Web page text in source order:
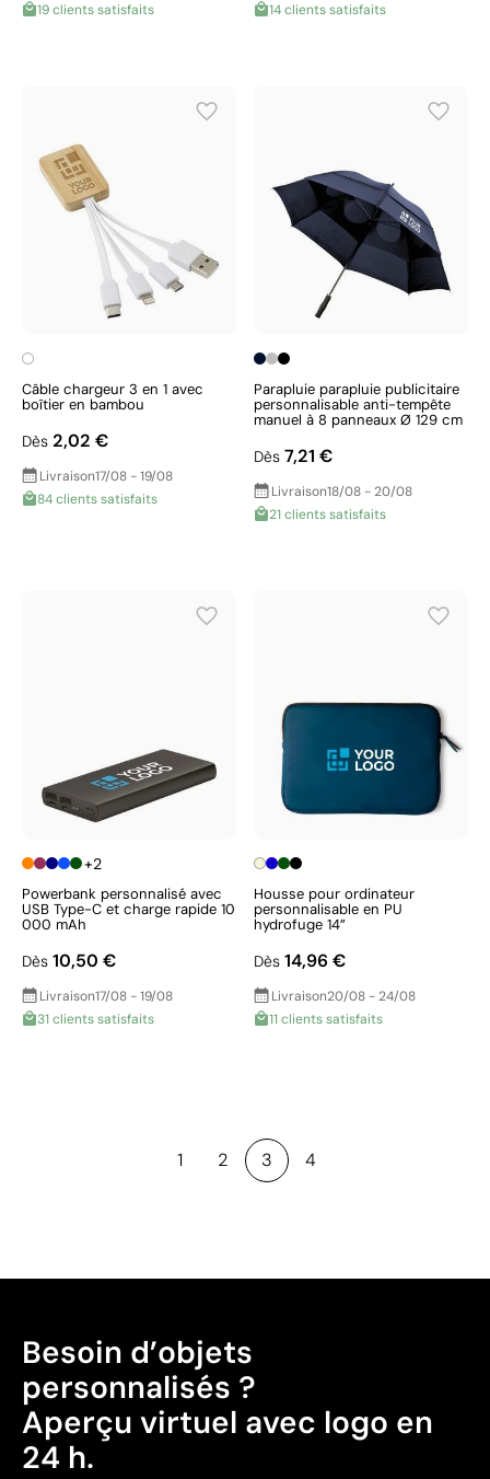
19 clients satisfaits
14 clients satisfaits
Câble chargeur 3 en 1 avec
boîtier en bambou
Dès 2,02 €
Livraison17/08 - 19/08
84 clients satisfaits
Parapluie parapluie publicitaire
personnalisable anti-tempête
manuel à 8 panneaux Ø 129 cm
Dès 7,21 €
Livraison18/08 - 20/08
21 clients satisfaits
+2
Powerbank personnalisé avec
USB Type-C et charge rapide 10
000 mAh
Dès 10,50 €
Livraison17/08 - 19/08
31 clients satisfaits
Housse pour ordinateur
personnalisable en PU
hydrofuge 14”
Dès 14,96 €
Livraison20/08 - 24/08
11 clients satisfaits
1 2 3 4
Besoin d’objets
personnalisés ?
Aperçu virtuel avec logo en
24 h.